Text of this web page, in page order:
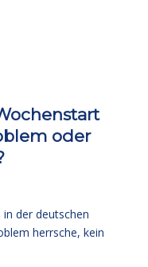
oder
der deutschen
herrsche, kein